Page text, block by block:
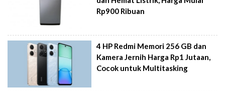
Rp900 Ribuan
4 HP Redmi Memori 256 GB dan
Kamera Jernih Harga Rp1 Jutaan,
Cocok untuk Multitasking